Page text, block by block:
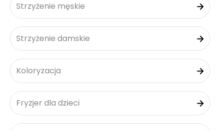
Strzyżenie męskie
Strzyżenie damskie
Koloryzacja
Fryzjer dla dzieci